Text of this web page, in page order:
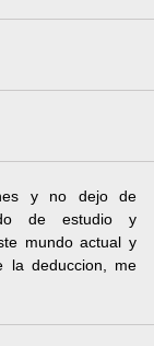
y no dejo de
de estudio y
mundo actual y
la deduccion, me